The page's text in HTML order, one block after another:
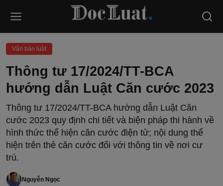
Văn bản luật
Thông tư 17/2024/TT-BCA
hướng dẫn Luật Căn cước 2023
Thông tư 17/2024/TT-BCA hướng dẫn Luật Căn
cước 2023 quy định chi tiết và biện pháp thi hành về
hình thức thể hiện căn cước điện tử; nội dung thể
hiện trên thẻ căn cước đối với thông tin về nơi cư
trú.
Nguyễn Ngọc